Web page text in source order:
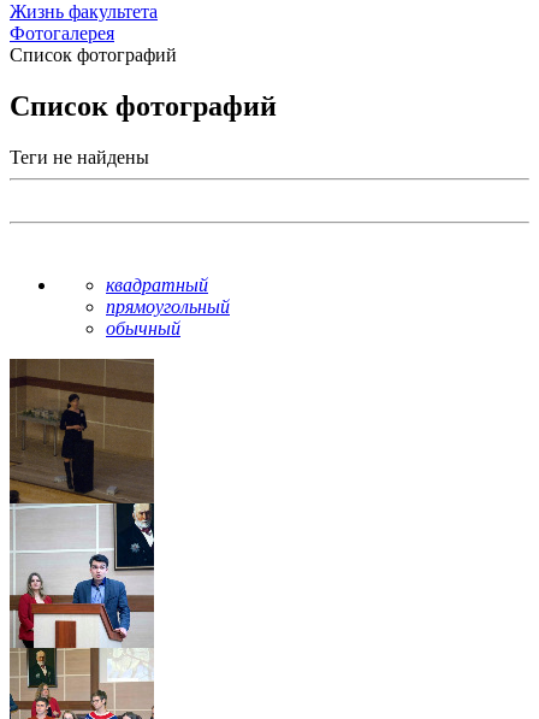
Жизнь факультета
Фотогалерея
Список фотографий
Список фотографий
Теги не найдены
квадратный
прямоугольный
обычный